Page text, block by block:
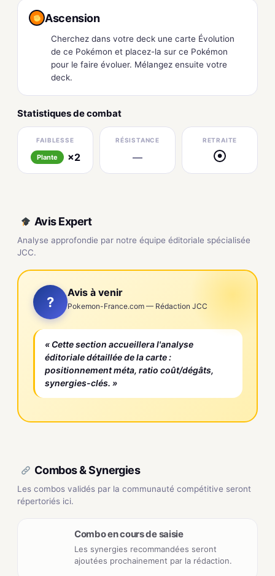
Ascension
Cherchez dans votre deck une carte Évolution
de ce Pokémon et placez-la sur ce Pokémon
pour le faire évoluer. Mélangez ensuite votre
deck.
Statistiques de combat
FAIBLESSE
Plante ×2
RÉSISTANCE
—
RETRAITE
●
Avis Expert
Analyse approfondie par notre équipe éditoriale spécialisée
JCC.
?
Avis à venir
Pokemon-France.com — Rédaction JCC
« Cette section accueillera l'analyse
éditoriale détaillée de la carte :
positionnement méta, ratio coût/dégâts,
synergies-clés. »
Combos & Synergies
Les combos validés par la communauté compétitive seront
répertoriés ici.
Combo en cours de saisie
Les synergies recommandées seront
ajoutées prochainement par la rédaction.